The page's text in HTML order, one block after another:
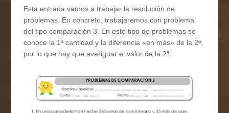
Esta entrada vamos a trabajar la resolución de
problemas. En concreto, trabajaremos con problema
del tipo comparación 3. En este tipo de problemas se
conoce la 1ª cantidad y la diferencia «en más» de la 2ª;
por lo que hay que averiguar el valor de la 2ª.